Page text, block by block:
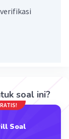
sedang
atau
soal ini?
Soal